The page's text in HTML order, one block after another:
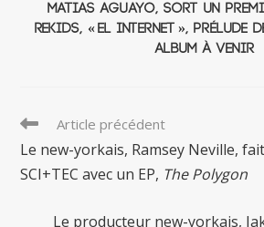
Matias Aguayo, sort un
Rekids, « El Internet », prélude
album à venir
Read
more
articles
Article précédent
Le new-yorkais, Ramsey Neville,
SCI+TEC avec un EP, The Polygon
Le producteur new-yorkais,